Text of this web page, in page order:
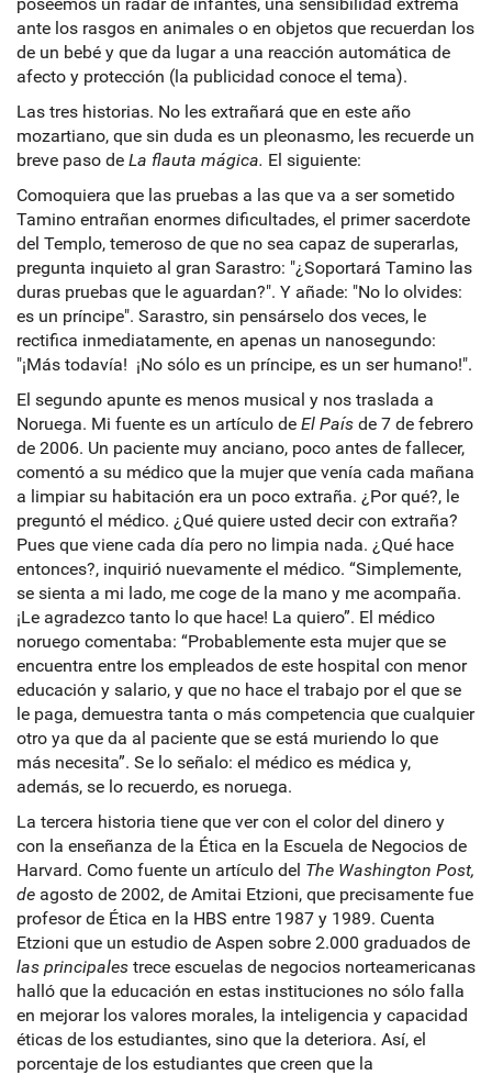
ante los rasgos en animales o en objetos que recuerdan los
de un bebé y que da lugar a una reacción automática de
afecto y protección (la publicidad conoce el tema).
Las tres historias. No les extrañará que en este año
mozartiano, que sin duda es un pleonasmo, les recuerde un
breve paso de La flauta mágica. El siguiente:
Comoquiera que las pruebas a las que va a ser sometido
Tamino entrañan enormes dificultades, el primer sacerdote
del Templo, temeroso de que no sea capaz de superarlas,
pregunta inquieto al gran Sarastro: "¿Soportará Tamino las
duras pruebas que le aguardan?". Y añade: "No lo olvides:
es un príncipe". Sarastro, sin pensárselo dos veces, le
rectifica inmediatamente, en apenas un nanosegundo:
"¡Más todavía! ¡No sólo es un príncipe, es un ser humano!".
El segundo apunte es menos musical y nos traslada a
Noruega. Mi fuente es un artículo de El País de 7 de febrero
de 2006. Un paciente muy anciano, poco antes de fallecer,
comentó a su médico que la mujer que venía cada mañana
a limpiar su habitación era un poco extraña. ¿Por qué?, le
preguntó el médico. ¿Qué quiere usted decir con extraña?
Pues que viene cada día pero no limpia nada. ¿Qué hace
entonces?, inquirió nuevamente el médico. “Simplemente,
se sienta a mi lado, me coge de la mano y me acompaña.
¡Le agradezco tanto lo que hace! La quiero”. El médico
noruego comentaba: “Probablemente esta mujer que se
encuentra entre los empleados de este hospital con menor
educación y salario, y que no hace el trabajo por el que se
le paga, demuestra tanta o más competencia que cualquier
otro ya que da al paciente que se está muriendo lo que
más necesita”. Se lo señalo: el médico es médica y,
además, se lo recuerdo, es noruega.
La tercera historia tiene que ver con el color del dinero y
con la enseñanza de la Ética en la Escuela de Negocios de
Harvard. Como fuente un artículo del The Washington Post,
de agosto de 2002, de Amitai Etzioni, que precisamente fue
profesor de Ética en la HBS entre 1987 y 1989. Cuenta
Etzioni que un estudio de Aspen sobre 2.000 graduados de
las principales trece escuelas de negocios norteamericanas
halló que la educación en estas instituciones no sólo falla
en mejorar los valores morales, la inteligencia y capacidad
éticas de los estudiantes, sino que la deteriora. Así, el
porcentaje de los estudiantes que creen que la